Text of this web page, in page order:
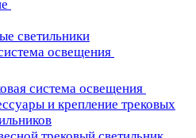
светильники
освещения
система освещения
и крепление трековых